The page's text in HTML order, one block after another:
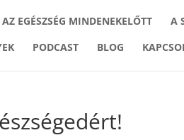
AZ EGÉSZSÉG MINDENEKELŐTT A
PODCAST BLOG